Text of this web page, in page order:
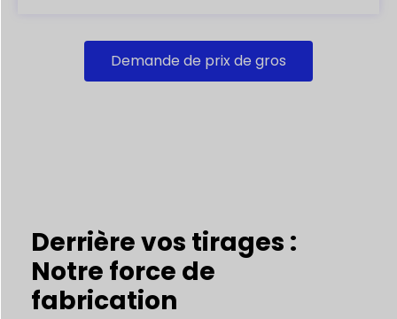
Demande de prix de gros
Derrière vos tirages :
Notre force de
fabrication